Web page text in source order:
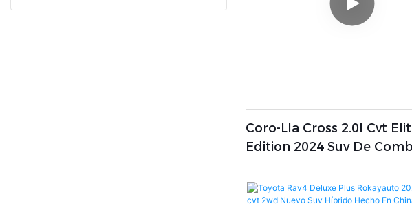
Coro-Lla Cross 2.0l Cvt
Edition 2024 Suv De